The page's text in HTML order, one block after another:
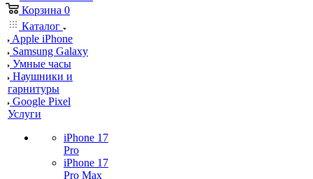
Корзина 0
Каталог
Apple iPhone
Samsung Galaxy
Умные часы
Наушники и
гарнитуры
Google Pixel
Услуги
iPhone 17
Pro
iPhone 17
Pro Max